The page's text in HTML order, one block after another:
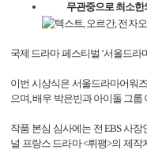
무관중으로 최소한
국제 드라마 페스티벌 ‘서울드라
이번 시상식은 서울드라마어워즈
으며 ,배우 박은빈과 아이돌 그룹
작품 본심 심사에는 전 EBS사장
널 프랑스 드라마<뤼팽>의 제작